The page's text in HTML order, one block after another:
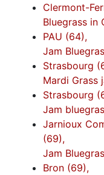
Clermont-
Bluegrass in
PAU (64),
Jam
Strasbourg
Mardi Grass
Strasbourg
Jam
Jarnioux
(69),
Jam
Bron (69),